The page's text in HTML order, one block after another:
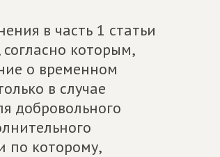
в часть 1 статьи
которым,
о временном
в случае
добровольного
по которому,